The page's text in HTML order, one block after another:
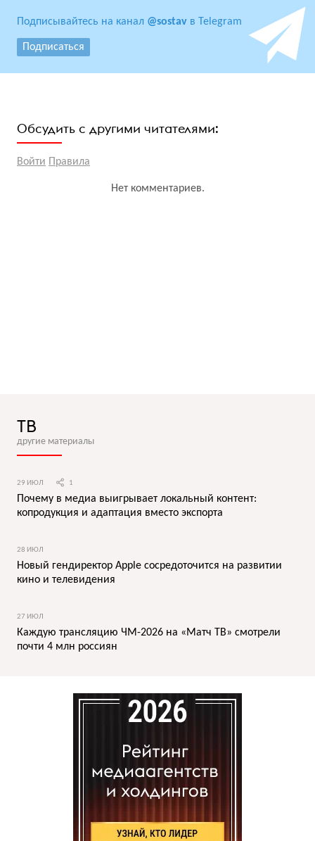
Подписывайтесь на канал @sostav в Telegram
Подписаться
Обсудить с другими читателями:
Войти Правила
Нет комментариев.
ТВ
другие материалы
29 ИЮЛ 1
Почему в медиа выигрывает локальный контент:
копродукция и адаптация вместо экспорта
28 ИЮЛ
Новый гендиректор Apple сосредоточится на развитии
кино и телевидения
27 ИЮЛ
Каждую трансляцию ЧМ-2026 на «Матч ТВ» смотрели
почти 4 млн россиян